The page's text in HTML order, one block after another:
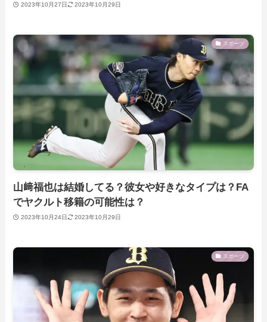
2023年10月27日 2023年10月29日
スポーツ
山﨑福也は結婚してる？彼女や好きなタイプは？FA
でヤクルト移籍の可能性は？
2023年10月24日 2023年10月29日
スポーツ